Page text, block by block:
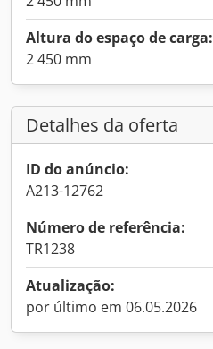
Altura do espaço de carga:
2 450 mm
Detalhes da oferta
ID do anúncio:
A213-12762
Número de referência:
TR1238
Atualização:
por último em 06.05.2026